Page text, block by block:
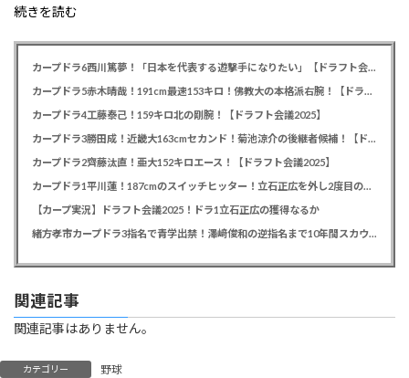
続きを読む
カープドラ6西川篤夢！「日本を代表する遊撃手になりたい」【ドラフト会議2025】
カープドラ5赤木晴哉！191cm最速153キロ！佛教大の本格派右腕！【ドラフト会議2025】
カープドラ4工藤泰己！159キロ北の剛腕！【ドラフト会議2025】
カープドラ3勝田成！近畿大163cmセカンド！菊池涼介の後継者候補！【ドラフト会議2025】
カープドラ2齊藤汰直！亜大152キロエース！【ドラフト会議2025】
カープドラ1平川蓮！187cmのスイッチヒッター！立石正広を外し2度目の重複も新井監督がクジを引き当てる！【ドラフト会議2025】
【カープ実況】ドラフト会議2025！ドラ1立石正広の獲得なるか
緒方孝市カープドラ3指名で青学出禁！澤﨑俊和の逆指名まで10年間スカウト出禁
関連記事
関連記事はありません。
カテゴリー 野球